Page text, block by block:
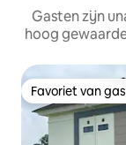
Gasten zijn
hoog
Favoriet van
Favoriet van